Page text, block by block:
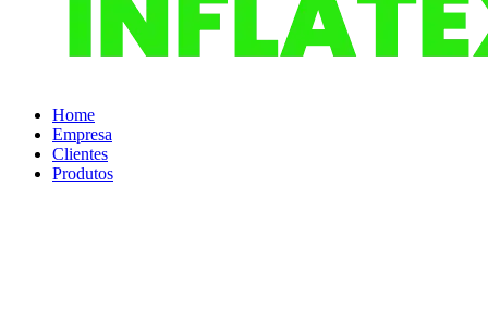
Home
Empresa
Clientes
Produtos